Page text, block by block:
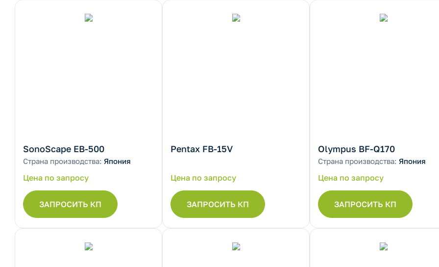
SonoScape EB-500
Страна производства: Япония
Цена по запросу
ЗАПРОСИТЬ КП
Pentax FB-15V
Цена по запросу
ЗАПРОСИТЬ КП
Olympus BF-Q170
Страна производства: Япония
Цена по запросу
ЗАПРОСИТЬ КП